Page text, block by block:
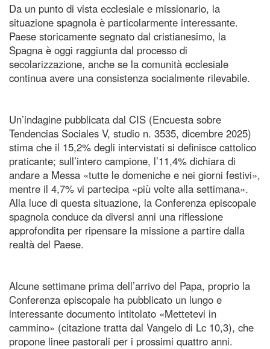
Da un punto di vista ecclesiale e missionario, la
situazione spagnola è particolarmente interessante.
Paese storicamente segnato dal cristianesimo, la
Spagna è oggi raggiunta dal processo di
secolarizzazione, anche se la comunità ecclesiale
continua avere una consistenza socialmente rilevabile.
Un’indagine pubblicata dal CIS (Encuesta sobre
Tendencias Sociales V, studio n. 3535, dicembre 2025)
stima che il 15,2% degli intervistati si definisce cattolico
praticante; sull’intero campione, l’11,4% dichiara di
andare a Messa «tutte le domeniche e nei giorni festivi»,
mentre il 4,7% vi partecipa «più volte alla settimana».
Alla luce di questa situazione, la Conferenza episcopale
spagnola conduce da diversi anni una riflessione
approfondita per ripensare la missione a partire dalla
realtà del Paese.
Alcune settimane prima dell’arrivo del Papa, proprio la
Conferenza episcopale ha pubblicato un lungo e
interessante documento intitolato «Mettetevi in
cammino» (citazione tratta dal Vangelo di Lc 10,3), che
propone linee pastorali per i prossimi quattro anni.